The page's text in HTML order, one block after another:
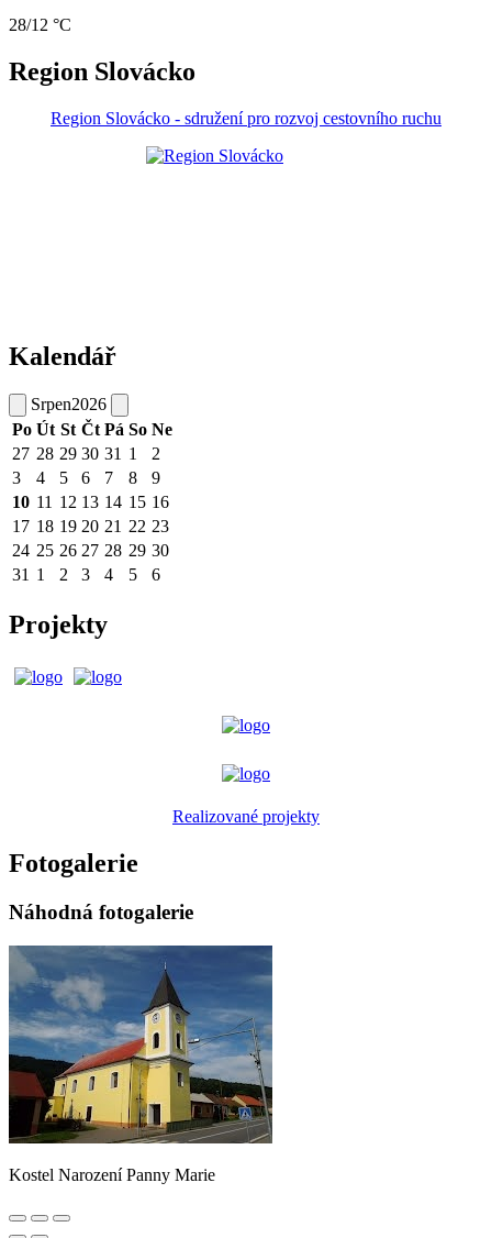
28/12 °C
Region Slovácko
Region Slovácko - sdružení pro rozvoj cestovního ruchu
Kalendář
Srpen2026
Po Út St Čt Pá So Ne
27 28 29 30 31 1
2
3
4 5 6 7 8
9
10 11 12 13 14 15 16
17 18 19 20 21 22 23
24 25 26 27 28 29 30
31 1 2 3 4 5 6
Projekty
Realizované projekty
Fotogalerie
Náhodná fotogalerie
Kostel Narození Panny Marie